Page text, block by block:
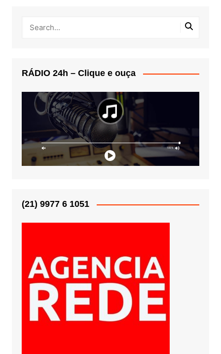
RÁDIO 24h – Clique e ouça
(21) 9977 6 1051